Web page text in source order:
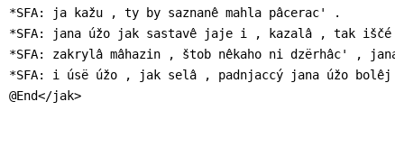
*SFA: ja kažu , ty by saznanê mahla pâcerac' .
*SFA: jana úžo jak sastavê jaje i , kazalâ , tak iščé
*SFA: zakrylâ mâhazin , štob nêkaho ni dzërhâc' ,
*SFA: i úsë úžo , jak selâ , padnjaccý jana úžo bolêj
@End</jak>